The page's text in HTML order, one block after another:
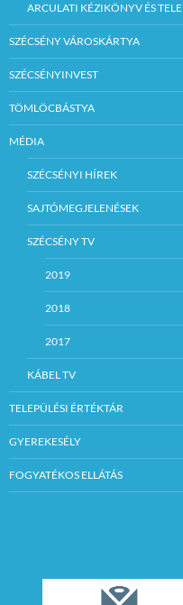
ARCULATI KÉZIKÖNYV ÉS
SZÉCSÉNY VÁROSKÁRTYA
SZÉCSÉNYINVEST
TÖMLÖCBÁSTYA
MÉDIA
SZÉCSÉNYI HÍREK
SAJTÓMEGJELENÉSEK
SZÉCSÉNY TV
2019
2018
2017
KÁBEL TV
TELEPÜLÉSI ÉRTÉKTÁR
GYEREKESÉLY
FOGYATÉKOS ELLÁTÁS